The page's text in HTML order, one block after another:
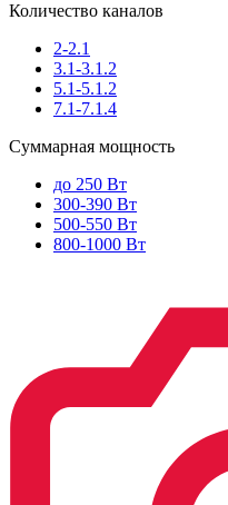
Количество каналов
2-2.1
3.1-3.1.2
5.1-5.1.2
7.1-7.1.4
Суммарная мощность
до 250 Вт
300-390 Вт
500-550 Вт
800-1000 Вт